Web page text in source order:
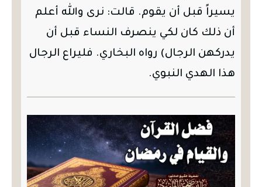
يسيراً قبل أن يقوم. قالت: نرى والله أعلم
أن ذلك كان لكي ينصرف النساء قبل أن
يدركهن الرجال) رواه البخاري. فليراع الرجال
هذا الهدي النبوي.